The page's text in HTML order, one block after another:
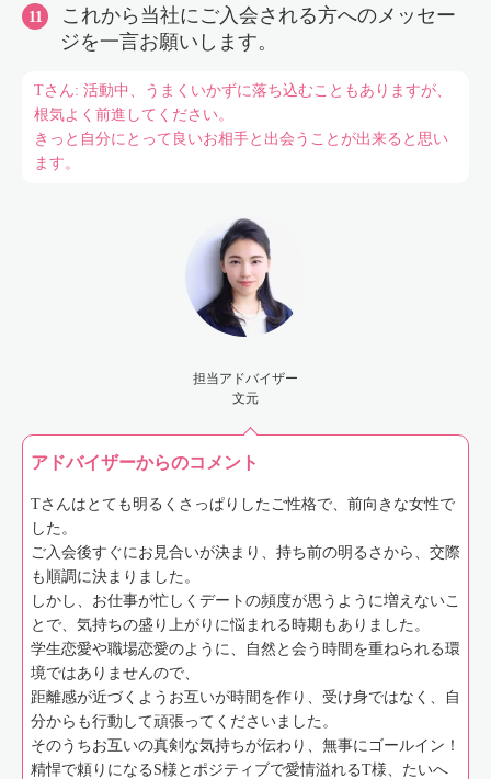
これから当社にご入会される方へのメッセー
ジを一言お願いします。
Tさん: 活動中、うまくいかずに落ち込むこともありますが、
根気よく前進してください。
きっと自分にとって良いお相手と出会うことが出来ると思い
ます。
担当アドバイザー
文元
アドバイザーからのコメント
Tさんはとても明るくさっぱりしたご性格で、前向きな女性で
した。
ご入会後すぐにお見合いが決まり、持ち前の明るさから、交際
も順調に決まりました。
しかし、お仕事が忙しくデートの頻度が思うように増えないこ
とで、気持ちの盛り上がりに悩まれる時期もありました。
学生恋愛や職場恋愛のように、自然と会う時間を重ねられる環
境ではありませんので、
距離感が近づくようお互いが時間を作り、受け身ではなく、自
分からも行動して頑張ってくださいました。
そのうちお互いの真剣な気持ちが伝わり、無事にゴールイン！
精悍で頼りになるS様とポジティブで愛情溢れるT様、たいへ